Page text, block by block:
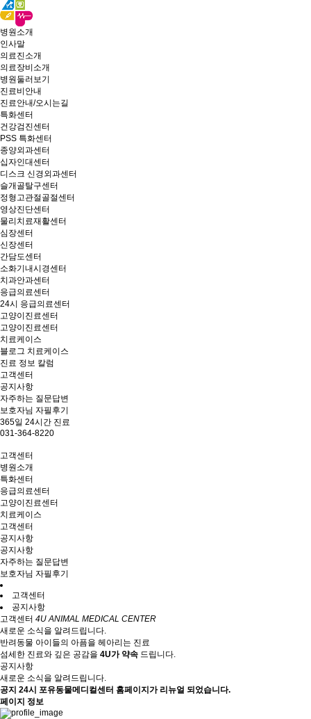
병원소개
인사말
의료진소개
의료장비소개
병원둘러보기
진료비안내
진료안내/오시는길
특화센터
건강검진센터
PSS 특화센터
종양외과센터
십자인대센터
디스크 신경외과센터
슬개골탈구센터
정형고관절골절센터
영상진단센터
물리치료재활센터
심장센터
신장센터
간담도센터
소화기내시경센터
치과안과센터
응급의료센터
24시 응급의료센터
고양이진료센터
고양이진료센터
치료케이스
블로그 치료케이스
진료 정보 칼럼
고객센터
공지사항
자주하는 질문답변
보호자님 자필후기
365일 24시간 진료
031-364-8220
고객센터
병원소개
특화센터
응급의료센터
고양이진료센터
치료케이스
고객센터
공지사항
공지사항
자주하는 질문답변
보호자님 자필후기
고객센터
공지사항
고객센터 4U ANIMAL MEDICAL CENTER
새로운 소식을 알려드립니다.
반려동물 아이들의 아픔을 헤아리는 진료
섬세한 진료와 깊은 공감을 4U가 약속 드립니다.
공지사항
새로운 소식을 알려드립니다.
공지 24시 포유동물메디컬센터 홈페이지가 리뉴얼 되었습니다.
페이지 정보